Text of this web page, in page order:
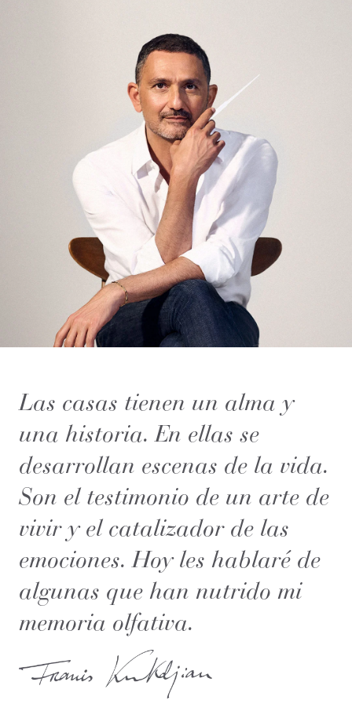
Las casas tienen un alma y
una historia. En ellas se
desarrollan escenas de la vida.
Son el testimonio de un arte de
vivir y el catalizador de las
emociones. Hoy les hablaré de
algunas que han nutrido mi
memoria olfativa.